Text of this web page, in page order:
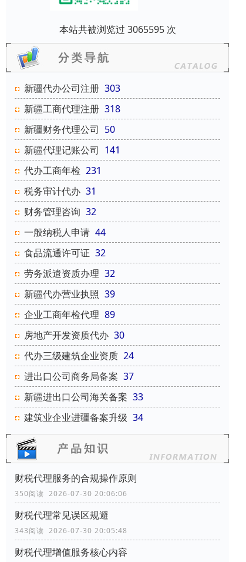
本站共被浏览过 3065595 次
新疆代办公司注册 303
新疆工商代理注册 318
新疆财务代理公司 50
新疆代理记账公司 141
代办工商年检 231
税务审计代办 31
财务管理咨询 32
一般纳税人申请 44
食品流通许可证 32
劳务派遣资质办理 32
新疆代办营业执照 39
企业工商年检代理 89
房地产开发资质代办 30
代办三级建筑企业资质 24
进出口公司商务局备案 37
新疆进出口公司海关备案 33
建筑业企业进疆备案升级 34
财税代理服务的合规操作原则
350阅读 2026-07-30 20:06:06
财税代理常见误区规避
343阅读 2026-07-30 20:05:48
财税代理增值服务核心内容